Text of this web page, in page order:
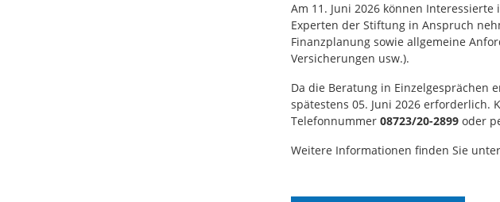
Am 11. Juni 2026 können
Experten der Stiftung in Anspruch
Finanzplanung sowie allgemeine
Versicherungen usw.).
Da die Beratung in Einzelgesprächen
spätestens 05. Juni 2026
Telefonnummer 08723/20-2899 oder
Weitere Informationen finden Sie unter